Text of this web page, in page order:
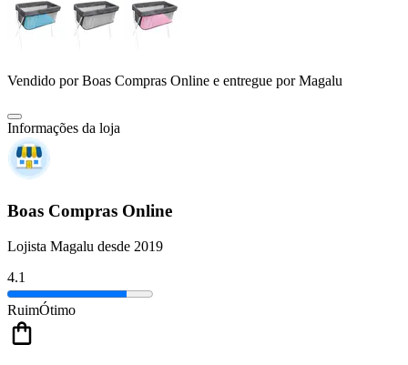
Vendido porBoas Compras Online e entregue por Magalu
Informações da loja
Boas Compras Online
Lojista Magalu desde 2019
4.1
RuimÓtimo